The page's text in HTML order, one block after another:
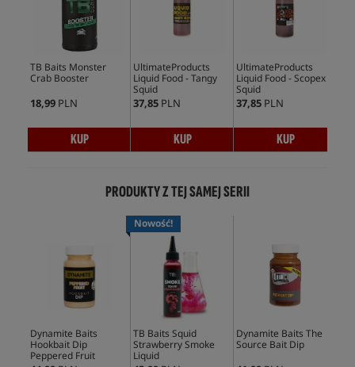
TB Baits Monster
Crab Booster
18,99 PLN
KUP
UltimateProducts
Liquid Food - Tangy
Squid
37,85 PLN
KUP
UltimateProducts
Liquid Food - Scopex
Squid
37,85 PLN
KUP
PRODUKTY Z TEJ SAMEJ SERII
Dynamite Baits
Hookbait Dip
Peppered Fruit
Nowość!
TB Baits Squid
Strawberry Smoke
Liquid
Dynamite Baits The
Source Bait Dip